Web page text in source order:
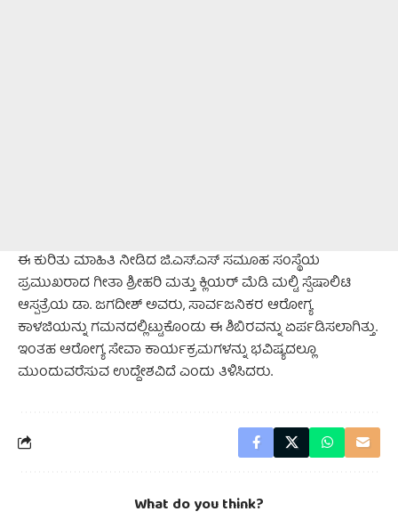
ಈ ಕುರಿತು ಮಾಹಿತಿ ನೀಡಿದ ಜಿ.ಎಸ್.ಎಸ್ ಸಮೂಹ ಸಂಸ್ಥೆಯ
ಪ್ರಮುಖರಾದ ಗೀತಾ ಶ್ರೀಹರಿ ಮತ್ತು ಕ್ಲಿಯರ್ ಮೆಡಿ ಮಲ್ಟಿ ಸ್ಪೆಷಾಲಿಟಿ
ಆಸ್ಪತ್ರೆಯ ಡಾ. ಜಗದೀಶ್ ಅವರು, ಸಾರ್ವಜನಿಕರ ಆರೋಗ್ಯ
ಕಾಳಜಿಯನ್ನು ಗಮನದಲ್ಲಿಟ್ಟುಕೊಂಡು ಈ ಶಿಬಿರವನ್ನು ಏರ್ಪಡಿಸಲಾಗಿತ್ತು.
ಇಂತಹ ಆರೋಗ್ಯ ಸೇವಾ ಕಾರ್ಯಕ್ರಮಗಳನ್ನು ಭವಿಷ್ಯದಲ್ಲೂ
ಮುಂದುವರೆಸುವ ಉದ್ದೇಶವಿದೆ ಎಂದು ತಿಳಿಸಿದರು.
What do you think?